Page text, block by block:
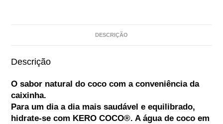
DESCRIÇÃO
Descrição
O sabor natural do coco com a conveniência da
caixinha.
Para um dia a dia mais saudável e equilibrado,
hidrate-se com KERO COCO®. A água de coco em